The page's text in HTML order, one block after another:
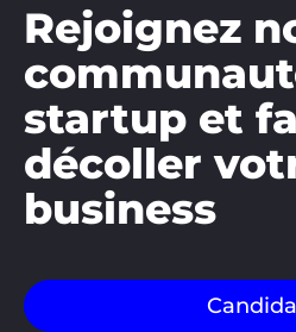
Rejoignez
startup et
décoller
business